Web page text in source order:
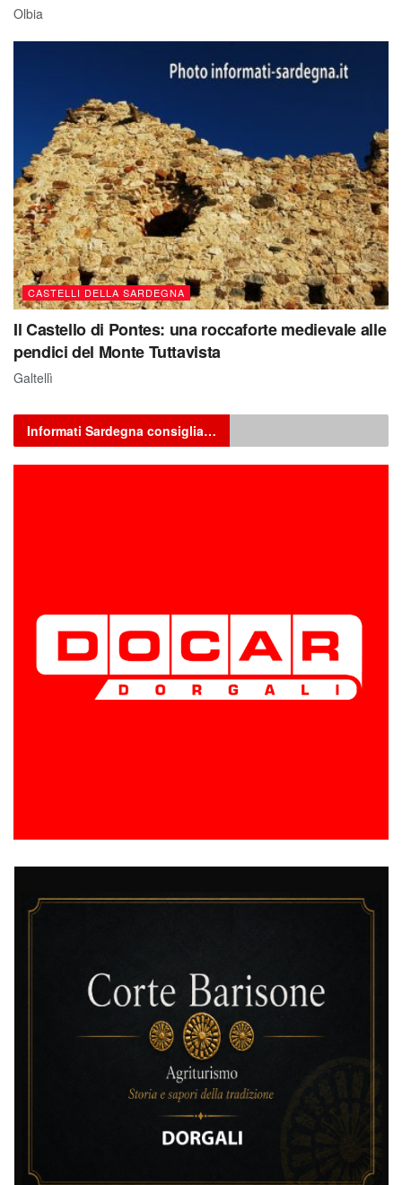
Olbia
CASTELLI DELLA SARDEGNA
Il Castello di Pontes: una roccaforte medievale alle
pendici del Monte Tuttavista
Galtellì
Informati Sardegna consiglia…